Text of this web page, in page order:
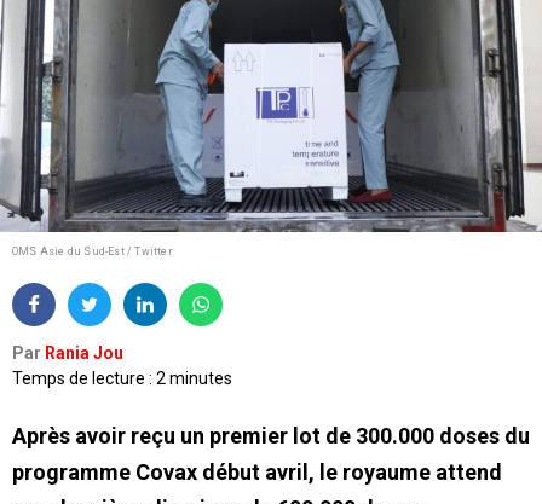
OMS Asie du Sud-Est / Twitter
Par Rania Jou
Temps de lecture : 2 minutes
Après avoir reçu un premier lot de 300.000 doses du
programme Covax début avril, le royaume attend